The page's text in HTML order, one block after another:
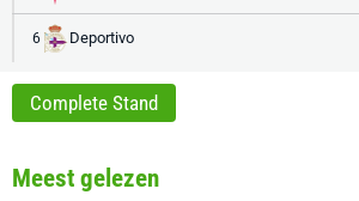
6 Deportivo
Complete Stand
Meest gelezen